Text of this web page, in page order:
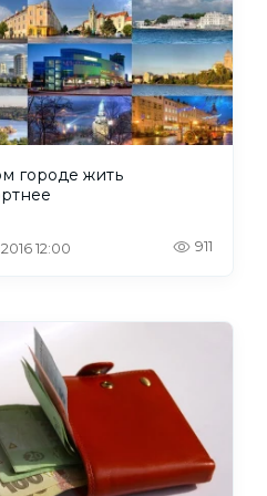
городе жить
12:00 911